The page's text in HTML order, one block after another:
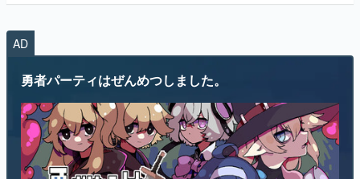
マンガ
女性向け
アプリレビュー
その他
AD
勇者パーティはぜんめつしました。